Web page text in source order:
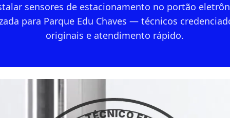
sensores de estacionamento no portão
para Parque Edu Chaves — técnicos
originais e atendimento rápido.